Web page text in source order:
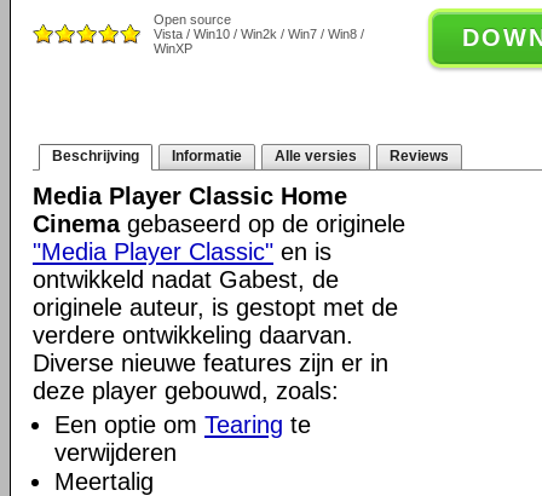
Open source
Vista / Win10 / Win2k / Win7 / Win8 /
WinXP
Beschrijving Informatie Alle versies Reviews
Media Player Classic Home
Cinemagebaseerd op de originele
"Media Player Classic" en is
ontwikkeld nadat Gabest, de
originele auteur, is gestopt met de
verdere ontwikkeling daarvan.
Diverse nieuwe features zijn er in
deze player gebouwd, zoals:
Een optie om Tearing te
verwijderen
Meertalig